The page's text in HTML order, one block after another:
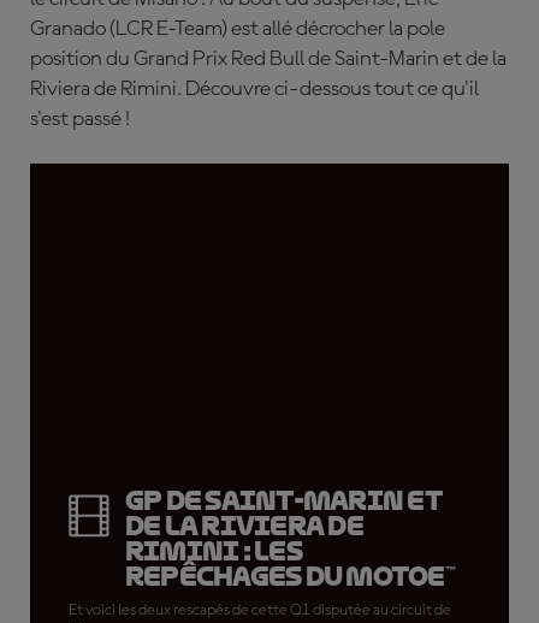
Granado (LCR E-Team) est allé décrocher la pole
position du Grand Prix Red Bull de Saint-Marin et de la
Riviera de Rimini. Découvre ci-dessous tout ce qu'il
s'est passé !
GP de Saint-Marin et
de la Riviera de
Rimini : les
repêchages du MotoE™
!
Et voici les deux rescapés de cette Q1 disputée au circuit de